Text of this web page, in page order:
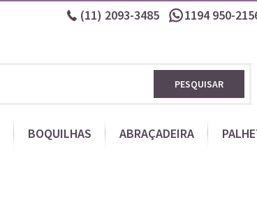
(11) 2093-3485 1194950-
PESQUISAR
BOQUILHAS ABRAÇADEIRA